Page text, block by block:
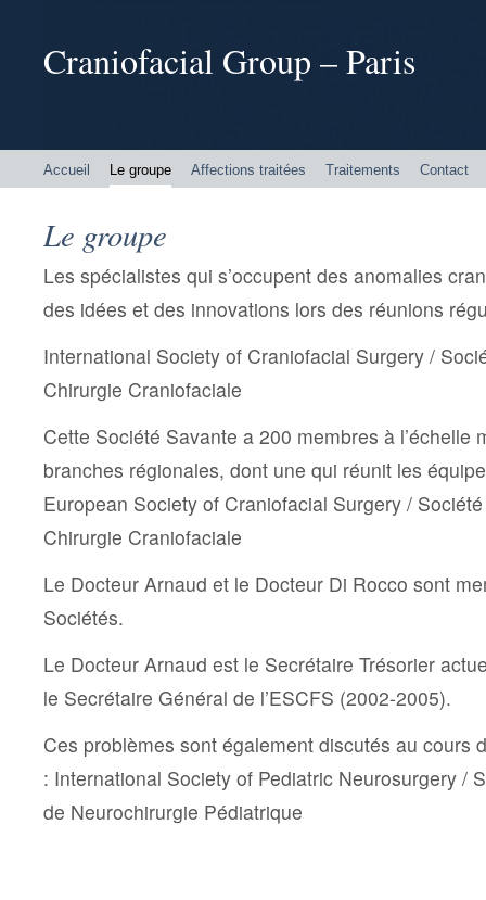
Craniofacial Group – Paris
Accueil Le groupe Affections traitées Traitements Contact
Le groupe
Les spécialistes qui s’occupent des anomalies
des idées et des innovations lors des réunions
International Society of Craniofacial Surgery /
Chirurgie Craniofaciale
Cette Société Savante a 200 membres à l’échelle
branches régionales, dont une qui réunit les
European Society of Craniofacial Surgery /
Chirurgie Craniofaciale
Le Docteur Arnaud et le Docteur Di Rocco sont
Sociétés.
Le Docteur Arnaud est le Secrétaire Trésorier
le Secrétaire Général de l’ESCFS (2002-2005).
Ces problèmes sont également discutés au cours
: International Society of Pediatric Neurosurgery /
de Neurochirurgie Pédiatrique